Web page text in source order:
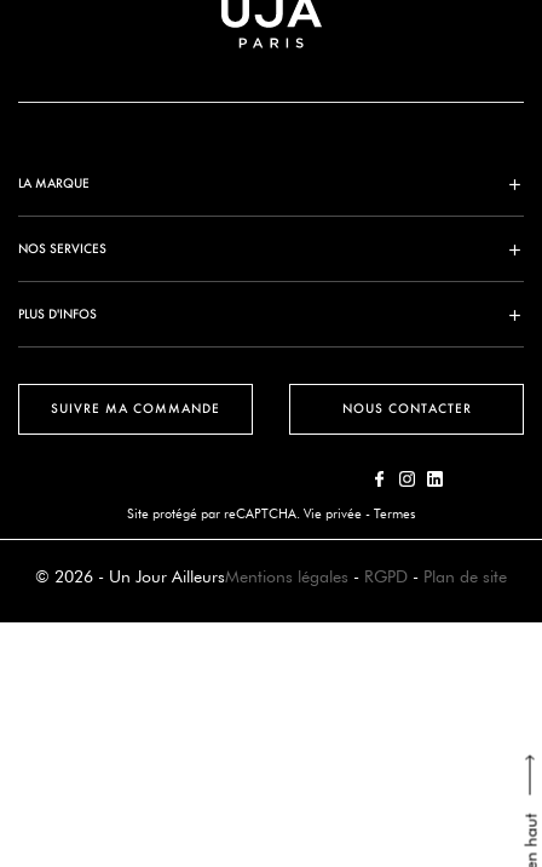
SUIVRE MA COMMANDE
LA MARQUE
NOS SERVICES
PLUS D'INFOS
NOUS CONTACTER
Site protégé par reCAPTCHA. Vie privée - Termes
© 2026 - Un Jour AilleursMentions légales - RGPD - Plan de site